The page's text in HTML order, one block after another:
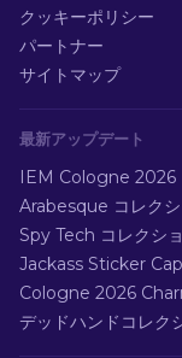
クッキーポリシー
パートナー
サイトマップ
最新アップデート
IEM Cologne 2026
Arabesque コレク
Spy Tech コレクシ
Jackass Sticker
Cologne 2026
デッドハンドコレク